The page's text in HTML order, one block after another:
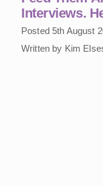
Interviews.
Posted 5th August
Written by Kim